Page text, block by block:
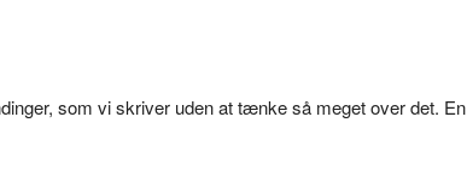
som vi skriver uden at tænke så meget over det. En